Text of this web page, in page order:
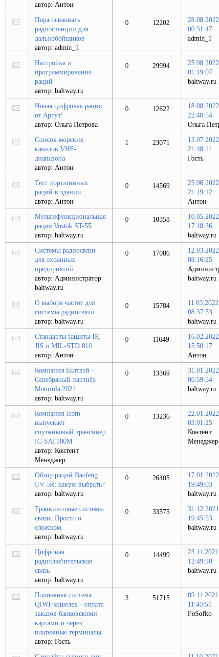
автор: Антон
Пора осваивать
радиостанции для
дальнобойщиков
автор: admin_1
0 12202
28.08.2022
00:31:47
admin_1
Настройка и
программирование
раций
автор: baltway.ru
0 29994
25.08.2022
01:19:07
baltway.ru
Новая цифровая рация
от Аргут!
автор: Ольга Петрова
0 12622
18.08.2022
22:40:54
Ольга
Список морских
каналов VHF-
диапазона
автор: Антон
1 23071
13.07.2022
21:48:11
Гость
Тест портативных
раций в здании
автор: Антон
0 14569
25.06.2022
21:19:12
Антон
Мультифункциональная
рация Vostok ST-55
автор: baltway.ru
0 10358
10.05.2022
17:18:36
baltway.ru
Системы радиосвязи
для охранных
предприятий
автор: Администратор
baltway.ru
0 17086
12.03.2022
08:16:25
baltway.ru
О выборе частот для
системы радиосвязи
автор: baltway.ru
0 15784
11.03.2022
08:37:53
baltway.ru
Стандарты защиты IP,
JIS и MIL-STD 810
автор: Антон
0 11649
16.02.2022
15:50:17
Антон
Компания Балтвэй –
Серебряный партнёр
Motorola 2021
автор: baltway.ru
0 13369
31.01.2022
06:59:54
baltway.ru
Компания Icom
выпускает
спутниковый трансивер
IC-SAT100M
автор: Контент
Менеджер
0 13236
22.01.2022
03:01:25
Контент
Менеджер
Обзор раций Baofeng
UV-5R: какую выбрать?
автор: baltway.ru
0 26405
17.01.2022
19:49:03
baltway.ru
Транкинговые системы
связи. Просто о
сложном.
автор: baltway.ru
0 33575
31.12.2021
19:45:53
baltway.ru
Цифровая
радиолюбительская
связь
автор: baltway.ru
0 14499
23.11.2021
12:49:10
baltway.ru
Платежная система
QIWI-кошелек - оплата
заказов банковскими
картами и через
платежные терминалы.
автор: Гость
3 51715
09.11.2021
11:40:51
FoSofko